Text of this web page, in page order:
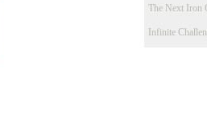
The Next Iron
Infinite